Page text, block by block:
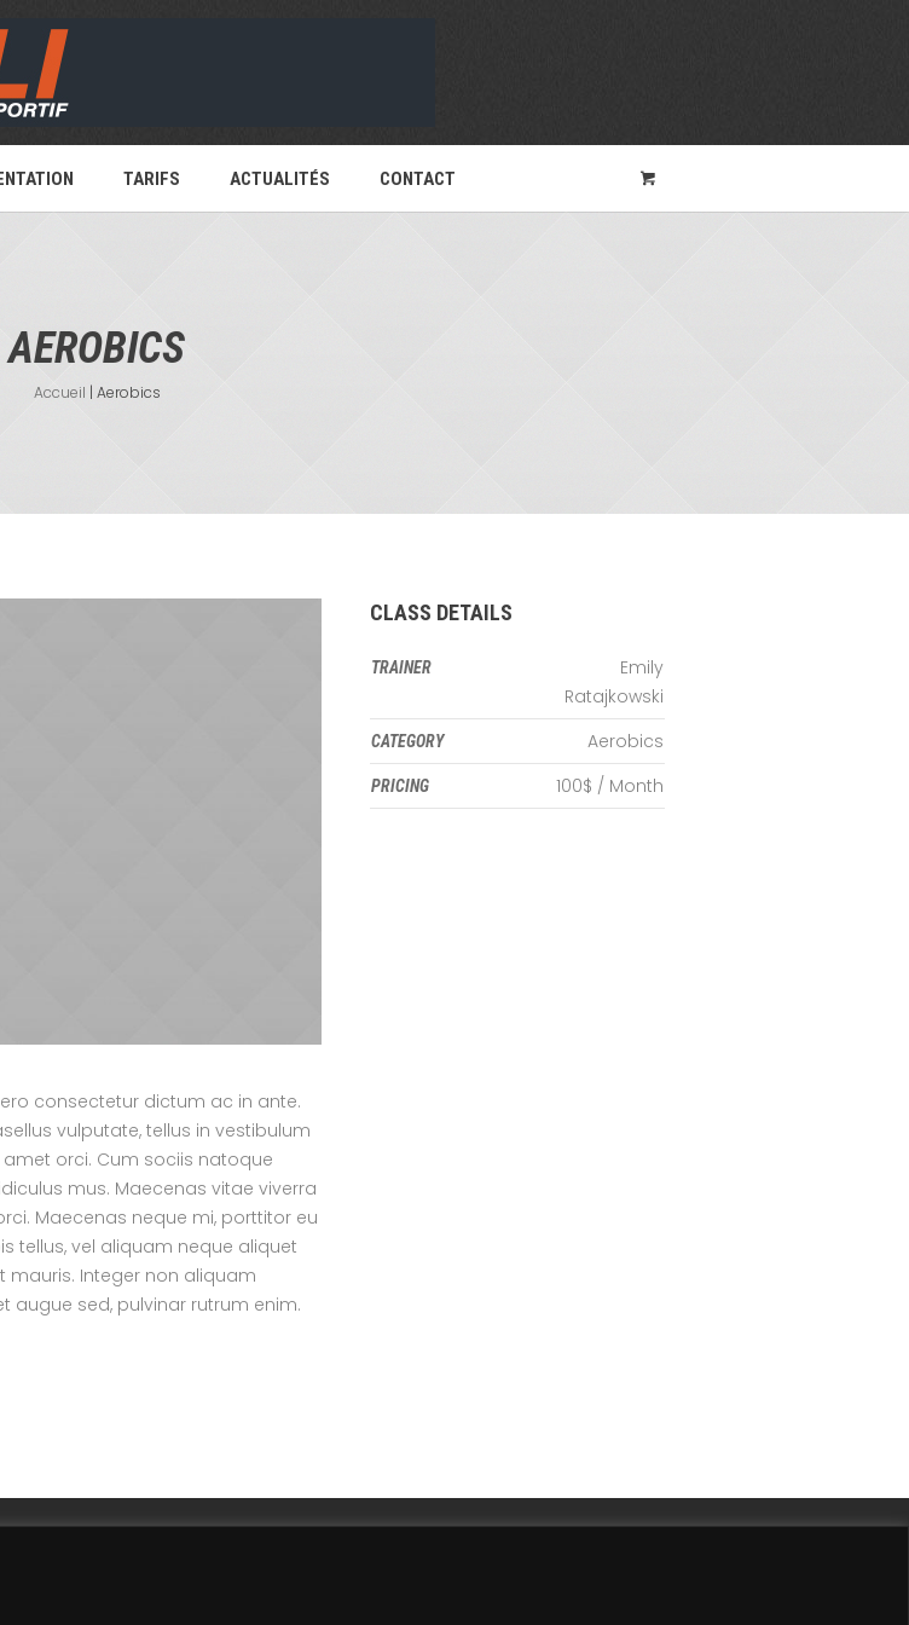
TARIFS ACTUALITÉS CONTACT
AEROBICS
Accueil | Aerobics
consectetur dictum ac in ante.
vulputate, tellus in vestibulum
amet orci. Cum sociis natoque
mus. Maecenas vitae viverra
Maecenas neque mi, porttitor eu
tellus, vel aliquam neque aliquet
mauris. Integer non aliquam
augue sed, pulvinar rutrum enim.
CLASS DETAILS
TRAINER
Emily
Ratajkowski
CATEGORY Aerobics
PRICING 100$ / Month